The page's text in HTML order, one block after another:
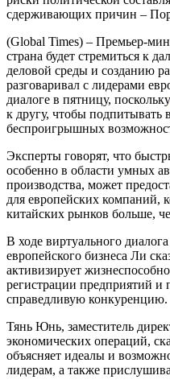
сдерживающих причин –
(Global Times) – Премьер-
страна будет стремиться к
деловой среды и созданию
разговаривал с лидерами
диалоге в пятницу, поскольку
к другу, чтобы подпитывать
беспроигрышных
Эксперты говорят, что
особенно в области умных
производства, может
для европейских компаний,
китайских рынков больше,
В ходе виртуального
европейского бизнеса Ли
активизирует
регистрации предприятий
справедливую конкуренцию.
Тянь Юнь, заместитель
экономических операций,
объясняет идеалы и
лидерам, а также